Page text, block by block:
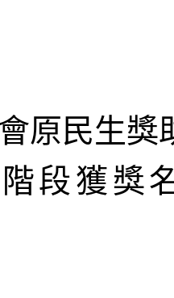
原民生獎
段獲獎